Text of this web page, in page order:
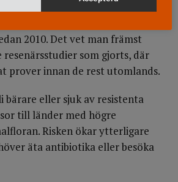
9 procent av den vuxna, svenska
2010. Det vet man främst
resenärsstudier som gjorts, där
prover innan de rest utomlands.
bärare eller sjuk av resistenta
till länder med högre
Risken ökar ytterligare
äta antibiotika eller besöka